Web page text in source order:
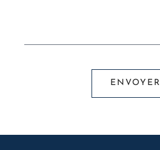
ENVOYER